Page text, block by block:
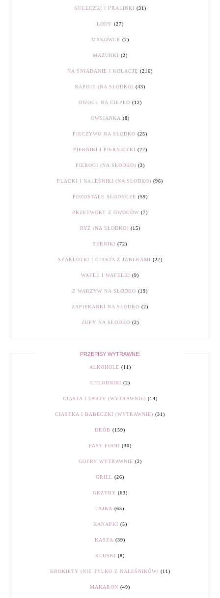
KULECZKI I PRALINKI (31)
LODY (27)
MAKOWCE (7)
MAZURKI (2)
NA ŚNIADANIE I KOLACJĘ (216)
NAPOJE (NA SŁODKO) (43)
OWOCE NA CIEPŁO (12)
OWSIANKA (8)
PIECZYWO NA SŁODKO (25)
PIERNIKI I PIERNICZKI (22)
PIEROGI (NA SŁODKO) (3)
PLACKI I NALEŚNIKI (NA SŁODKO) (96)
POZOSTAŁE SŁODYCZE (59)
PRZETWORY Z OWOCÓW (7)
RYŻ (NA SŁODKO) (15)
SERNIKI (72)
SZARLOTKI I CIASTA Z JABŁKAMI (27)
WAFLE I WAFELKI (9)
Z WARZYW NA SŁODKO (19)
ZAPIEKANKI NA SŁODKO (2)
ZUPY NA SŁODKO (2)
PRZEPISY WYTRAWNE:
ALKOHOLE (11)
CHŁODNIKI (2)
CIASTA I TARTY (WYTRAWNIE) (14)
CIASTKA I BABECZKI (WYTRAWNIE) (31)
DRÓB (159)
FAST FOOD (30)
GOFRY WYTRAWNIE (2)
GRILL (26)
GRZYBY (63)
JAJKA (65)
KANAPKI (5)
KASZA (39)
KLUSKI (8)
KROKIETY (NIE TYLKO Z NALEŚNIKÓW) (11)
MAKARON (49)